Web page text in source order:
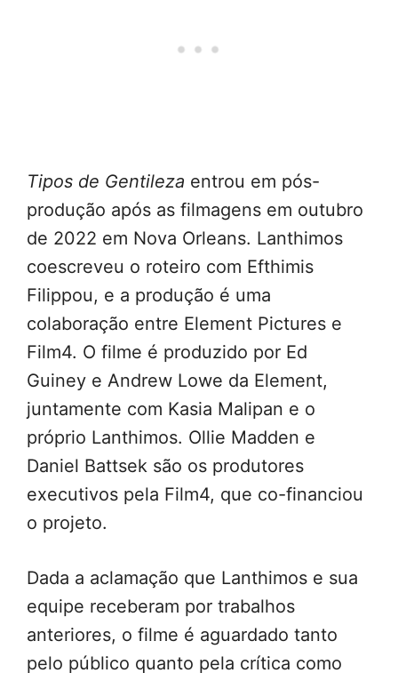
Tipos de Gentileza entrou em pós-
produção após as filmagens em outubro
de 2022 em Nova Orleans. Lanthimos
coescreveu o roteiro com Efthimis
Filippou, e a produção é uma
colaboração entre Element Pictures e
Film4. O filme é produzido por Ed
Guiney e Andrew Lowe da Element,
juntamente com Kasia Malipan e o
próprio Lanthimos. Ollie Madden e
Daniel Battsek são os produtores
executivos pela Film4, que co-financiou
o projeto.
Dada a aclamação que Lanthimos e sua
equipe receberam por trabalhos
anteriores, o filme é aguardado tanto
pelo público quanto pela crítica como